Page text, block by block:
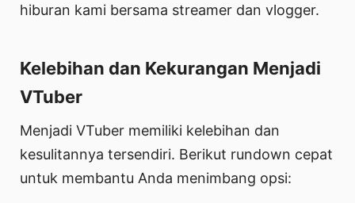
hiburan kami bersama streamer dan vlogger.
Kelebihan dan Kekurangan Menjadi
VTuber
Menjadi VTuber memiliki kelebihan dan
kesulitannya tersendiri. Berikut rundown cepat
untuk membantu Anda menimbang opsi: